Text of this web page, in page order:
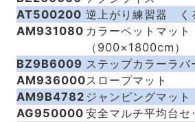
AT500200 逆上がり練習器
AM931080 カラーペットマット
（900×1800cm）
BZ9B6009 ステップカラーラバ
AM936000スロープマット
AM9B4782 ジャンピングマッ
AG950000 安全マルチ平均台セ